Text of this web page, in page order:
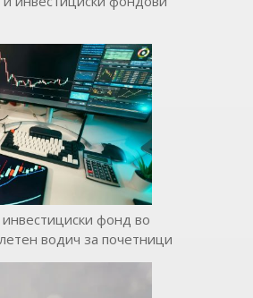
фонд во
водич за почетници